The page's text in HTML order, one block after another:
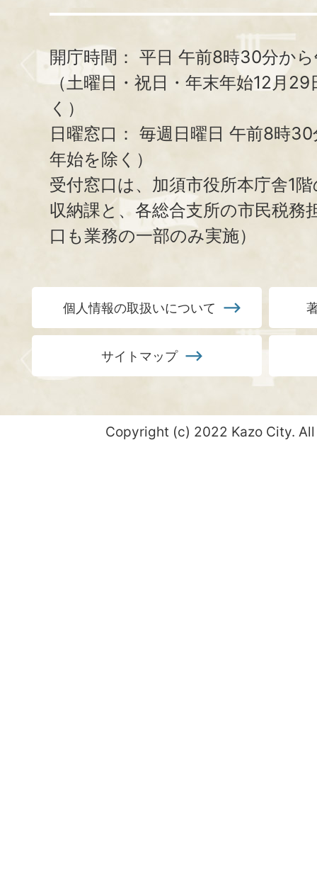
開庁時間： 平日 午前8時30分か
（土曜日・祝日・年末年始12月
く）
日曜窓口： 毎週日曜日 午前8時
年始を除く）
受付窓口は、加須市役所本庁舎1
収納課と、 各総合支所の市民税務
口も業務の一部のみ実施）
個人情報の取扱いについて
サイトマップ
Copyright (c) 2022 Kazo City.